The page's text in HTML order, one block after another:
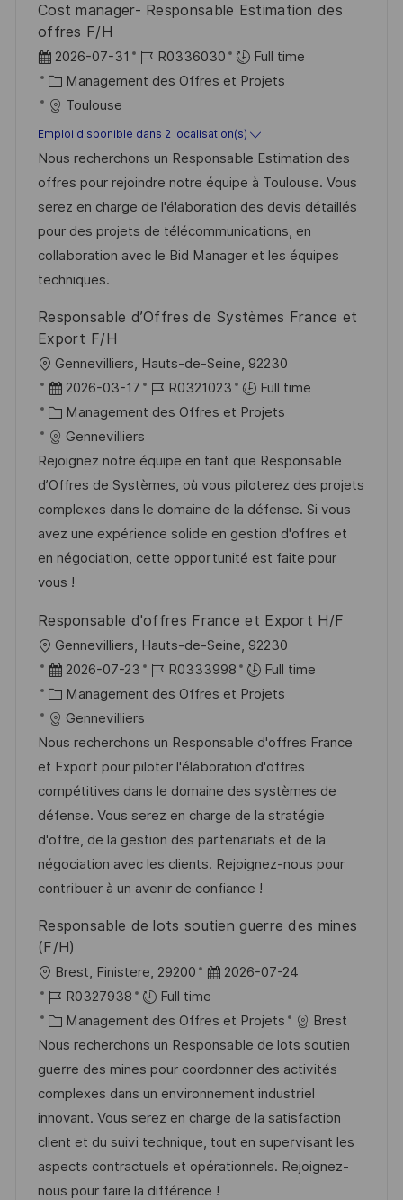
n
h
u
o
t
e
Cost manager- Responsable Estimation des
offres F/H
D
a
t
e
d
’
a
f
f
i
h
a
g
2026-07-31
R
é
é
r
e
n
c
e
p
s
e
R0336030
Full time
C
a
t
é
g
o
r
i
e
Management des Offres et Projets
Toulouse
Emploi disponible dans 2 localisation(s)
Nous recherchons un Responsable Estimation des
offres pour rejoindre notre équipe à Toulouse. Vous
serez en charge de l'élaboration des devis détaillés
pour des projets de télécommunications, en
collaboration avec le Bid Manager et les équipes
techniques.
Responsable d’Offres de Systèmes France et
Export F/H
o
c
a
l
i
s
a
t
i
n
Gennevilliers, Hauts-de-Seine, 92230
D
a
t
e
d
’
a
f
f
c
h
a
g
e
2026-03-17
R
é
é
r
e
n
c
u
p
o
s
e
R0321023
Full time
C
a
t
é
g
o
r
i
Management des Offres et Projets
Gennevilliers
Rejoignez notre équipe en tant que Responsable
d’Offres de Systèmes, où vous piloterez des projets
complexes dans le domaine de la défense. Si vous
avez une expérience solide en gestion d'offres et
en négociation, cette opportunité est faite pour
vous !
Responsable d'offres France et Export H/F
o
c
a
l
i
s
a
t
i
o
Gennevilliers, Hauts-de-Seine, 92230
D
a
t
e
d
’
a
f
f
i
h
e
2026-07-23
R
é
é
r
e
n
c
e
d
p
s
t
R0333998
Full time
C
a
t
é
g
o
r
i
e
Management des Offres et Projets
Gennevilliers
Nous recherchons un Responsable d'offres France
et Export pour piloter l'élaboration d'offres
compétitives dans le domaine des systèmes de
défense. Vous serez en charge de la stratégie
d'offre, de la gestion des partenariats et de la
négociation avec les clients. Rejoignez-nous pour
contribuer à un avenir de confiance !
Responsable de lots soutien guerre des mines
(F/H)
o
c
a
l
i
s
a
t
i
Brest, Finistere, 29200
D
a
t
e
d
’
a
f
i
2026-07-24
R
é
f
é
r
e
n
c
e
R0327938
Full time
C
a
t
é
g
o
r
i
Management des Offres et Projets
Brest
Nous recherchons un Responsable de lots soutien
guerre des mines pour coordonner des activités
complexes dans un environnement industriel
innovant. Vous serez en charge de la satisfaction
client et du suivi technique, tout en supervisant les
aspects contractuels et opérationnels. Rejoignez-
nous pour faire la différence !